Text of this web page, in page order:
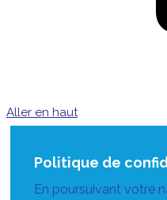
Aller en haut
Politique de
En poursuivant votre